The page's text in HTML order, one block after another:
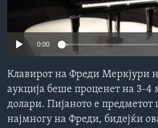
Јазици
0:00
Клавирот на Фреди Меркјури
аукција беше проценет на 3-
долари. Пијаното е предметот
најмногу на Фреди, бидејќи